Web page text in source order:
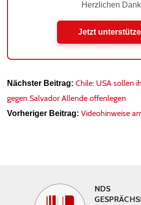
Herzlichen
Jetzt
Nächster Beitrag: Chile: USA sollen
gegen Salvador Allende offenlegen
Vorheriger Beitrag: Videohinweise
NDS